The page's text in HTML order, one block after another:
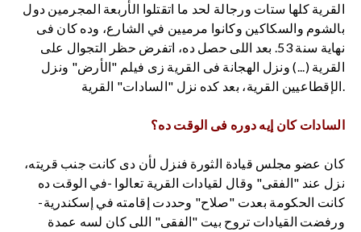
القرية كلها ستات ورجالة لحد ما اتقتلوا الأربعة المجرمين دول
بالشوم والسكاكين وكانوا مرميين في الشارع، وده كان فى
نهاية سنة 53. بعد اللى حصل ده، اتفرض حظر التجوال على
القرية (...) ونزل الهجانة فى القرية زى فيلم "الأرض" ونزل
الإقطاعيين القرية، بعد كده نزل "السادات" القرية.
السادات كان إيه دوره فى الوقت ده؟
نزل عند "الفقى" وقال لقيادات القرية تعالوا -في الوقت ده
كانت الحكومة بعدت "صلاح" وحددت إقامته في إسكندرية-
ورفضت القيادات تروح بيت "الفقى" اللى كان لسه عمدة